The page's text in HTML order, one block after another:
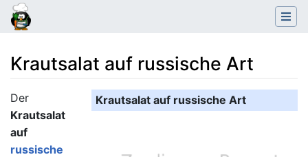
Krautsalat auf russische Art
Wechseln zu: Navigation,Suche
Krautsalat auf russische Art
Der
Krautsalat
auf
russische